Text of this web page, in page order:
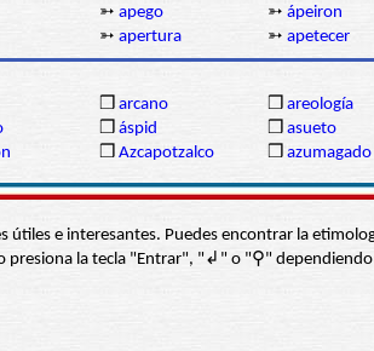
➳ apego ➳ ápeiron
➳ apertura ➳ apetecer
❒ arcano ❒ areología
❒ áspid ❒ asueto
❒ Azcapotzalco ❒ azumagado
útiles e interesantes. Puedes encontrar la
presiona la tecla "Entrar", "↲" o "⚲"